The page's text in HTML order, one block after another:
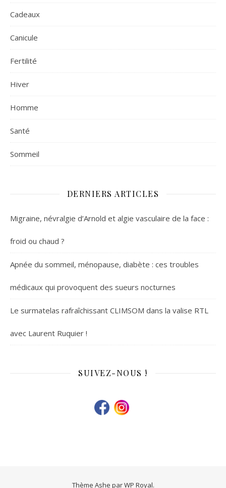
Cadeaux
Canicule
Fertilité
Hiver
Homme
Santé
Sommeil
DERNIERS ARTICLES
Migraine, névralgie d’Arnold et algie vasculaire de la face :
froid ou chaud ?
Apnée du sommeil, ménopause, diabète : ces troubles
médicaux qui provoquent des sueurs nocturnes
Le surmatelas rafraîchissant CLIMSOM dans la valise RTL
avec Laurent Ruquier !
SUIVEZ-NOUS !
Thème Ashe parWP Royal.